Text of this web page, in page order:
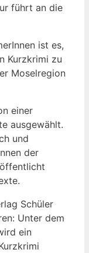
führt an die
ist es,
Kurzkrimi zu
Moselregion
einer
ausgewählt.
und
der
Schüler
Unter dem
ein